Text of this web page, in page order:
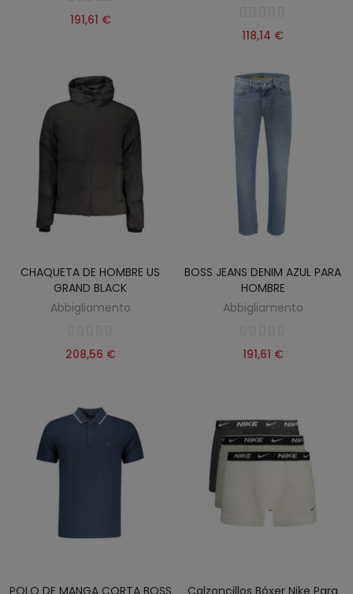
191,61 €
118,14 €
CHAQUETA DE HOMBRE US
GRAND BLACK
Abbigliamento
208,56 €
BOSS JEANS DENIM AZUL PARA
HOMBRE
Abbigliamento
191,61 €